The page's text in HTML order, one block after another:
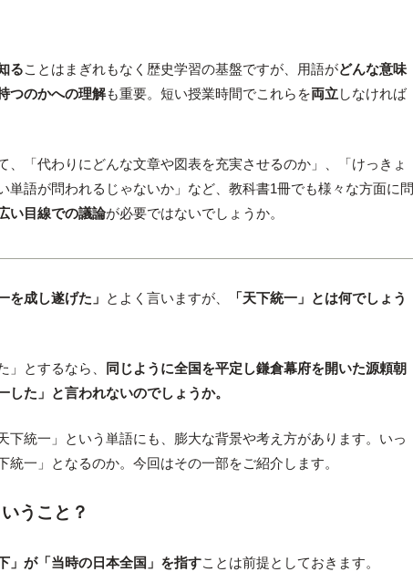
ることはまぎれもなく歴史学習の基盤ですが、用語がどんな意味
つのかへの理解も重要。短い授業時間でこれらを両立しなければ
、「代わりにどんな文章や図表を充実させるのか」、「けっきょ
単語が問われるじゃないか」など、教科書1冊でも様々な方面に問
い目線での議論が必要ではないでしょうか。
を成し遂げた」 とよく言いますが、
「天下統一」とは何でしょう
」とするなら、
同じように全国を平定し鎌倉幕府を開いた源頼朝
した」と言われないのでしょうか。
下統一」という単語にも、膨大な背景や考え方があります。いっ
統一」となるのか。今回はその一部をご紹介します。
うこと？
下」が「当時の日本全国」を指すことは前提としておきます。